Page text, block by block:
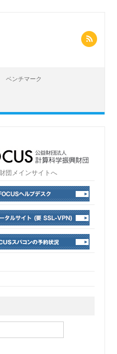
ベンチマーク
団メインサイトへ